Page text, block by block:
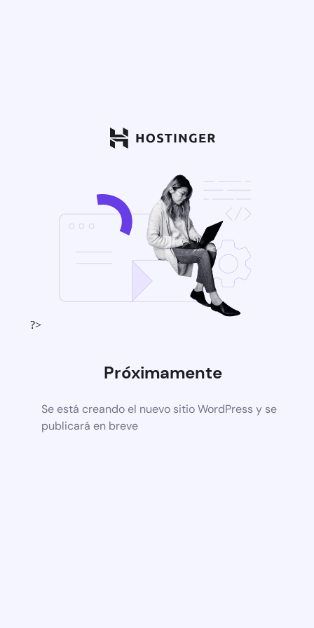
?>
Próximamente
Se está creando el nuevo sitio WordPress y se
publicará en breve